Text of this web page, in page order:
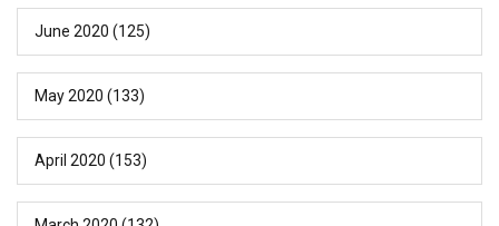
June 2020 (125)
May 2020 (133)
April 2020 (153)